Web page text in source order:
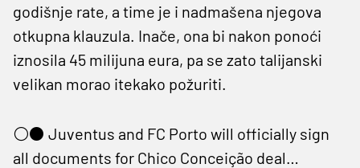
godišnje rate, a time je i nadmašena njegova
otkupna klauzula. Inače, ona bi nakon ponoći
iznosila 45 milijuna eura, pa se zato talijanski
velikan morao itekako požuriti.
⚪️⚫️ Juventus and FC Porto will officially sign
all documents for Chico Conceição deal…